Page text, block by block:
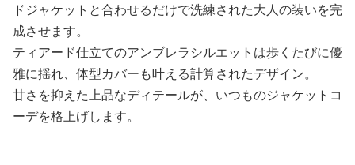
ドジャケットと合わせるだけで洗練された大人の装いを完
成させます。
ティアード仕立てのアンブレラシルエットは歩くたびに優
雅に揺れ、体型カバーも叶える計算されたデザイン。
甘さを抑えた上品なディテールが、いつものジャケットコ
ーデを格上げします。